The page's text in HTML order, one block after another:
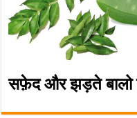
सफ़ेद और झड़ते बालो